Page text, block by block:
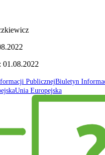
01.08.2022
Biuletyn
Unia Europejska